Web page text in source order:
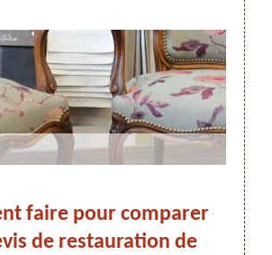
faire pour comparer
de restauration de